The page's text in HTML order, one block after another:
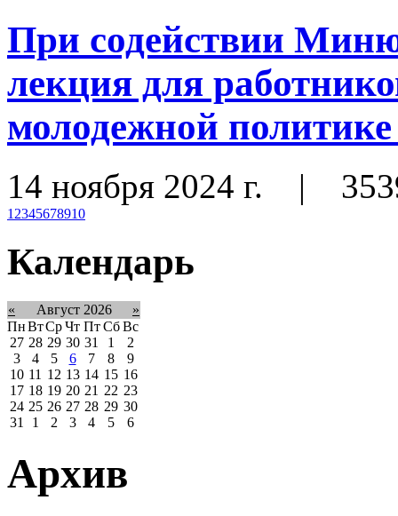
При содействии
лекция для
молодежной
14 ноября 2024 г. |
1 2345678910
Календарь
« Август 2026
»
ПнВтСрЧт Пт Сб Вс
27 28 29 30 31 1
2
3
4 5 6 7 8
9
10 11 12 13 14 15 16
17 18 19 20 21 22 23
24 25 26 27 28 29 30
31
1 2 3 4 5 6
Архив